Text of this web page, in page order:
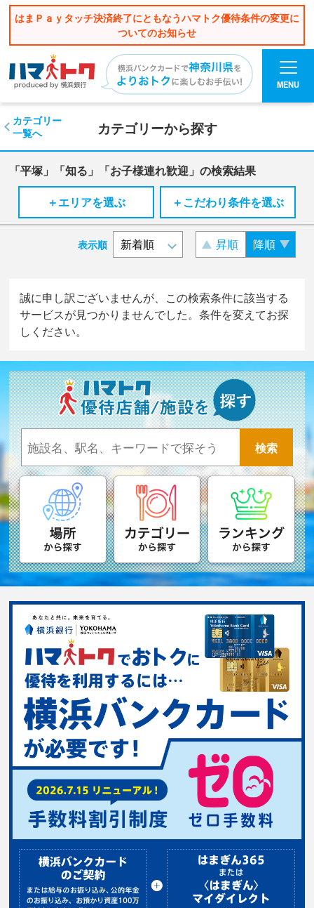
はまＰａｙタッチ決済終了にともなうハマトク優待条件の変更に
ついてのお知らせ
MENU
カテゴリーから探す
カテゴリー
一覧へ
「平塚」「知る」「お子様連れ歓迎」の検索結果
＋エリアを選ぶ
＋こだわり条件を選ぶ
表示順 昇順 降順
誠に申し訳ございませんが、この検索条件に該当する
サービスが見つかりませんでした。条件を変えてお探
しください。